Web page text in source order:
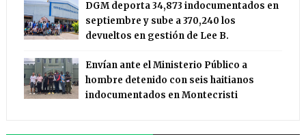
DGM deporta 34,873 indocumentados en
septiembre y sube a 370,240 los
devueltos en gestión de Lee B.
Envían ante el Ministerio Público a
hombre detenido con seis haitianos
indocumentados en Montecristi